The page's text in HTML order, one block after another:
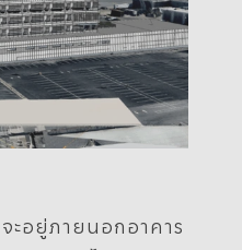
อยู่ภายนอกอาคาร